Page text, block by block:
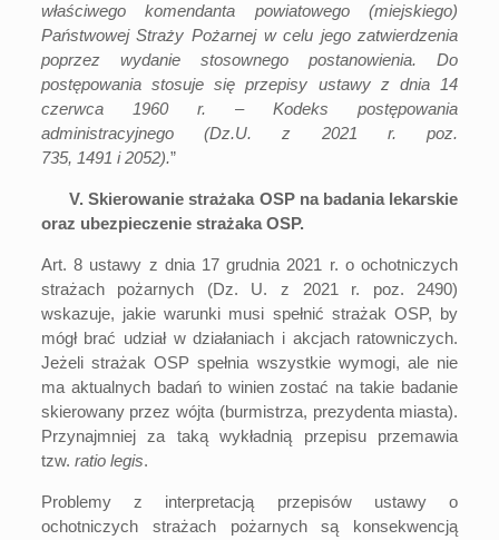
właściwego komendanta powiatowego (miejskiego)
Państwowej Straży Pożarnej w celu jego zatwierdzenia
poprzez wydanie stosownego postanowienia.Do
postępowania stosuje się przepisy ustawy z dnia 14
czerwca 1960 r. – Kodeks postępowania
administracyjnego (Dz.U. z 2021 r.poz.
735, 1491 i2052).”
V. Skierowanie strażaka OSP na badania lekarskie
oraz ubezpieczenie strażaka OSP.
Art. 8 ustawy z dnia 17 grudnia 2021 r. o ochotniczych
strażach pożarnych (Dz. U. z 2021 r. poz. 2490)
wskazuje, jakie warunki musi spełnić strażak OSP, by
mógł brać udział w działaniach i akcjach ratowniczych.
Jeżeli strażak OSP spełnia wszystkie wymogi, ale nie
ma aktualnych badań to winien zostać na takie badanie
skierowany przez wójta (burmistrza, prezydenta miasta).
Przynajmniej za taką wykładnią przepisu przemawia
tzw. ratio legis.
Problemy z interpretacją przepisów ustawy o
ochotniczych strażach pożarnych są konsekwencją